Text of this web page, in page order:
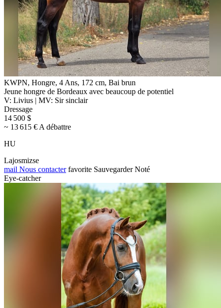
KWPN, Hongre, 4 Ans, 172 cm, Bai brun
Jeune hongre de Bordeaux avec beaucoup de potentiel
V: Livius | MV: Sir sinclair
Dressage
14 500 $
~ 13 615 € A débattre
HU
Lajosmizse
mail Nous contacter favorite Sauvegarder Noté
Eye-catcher